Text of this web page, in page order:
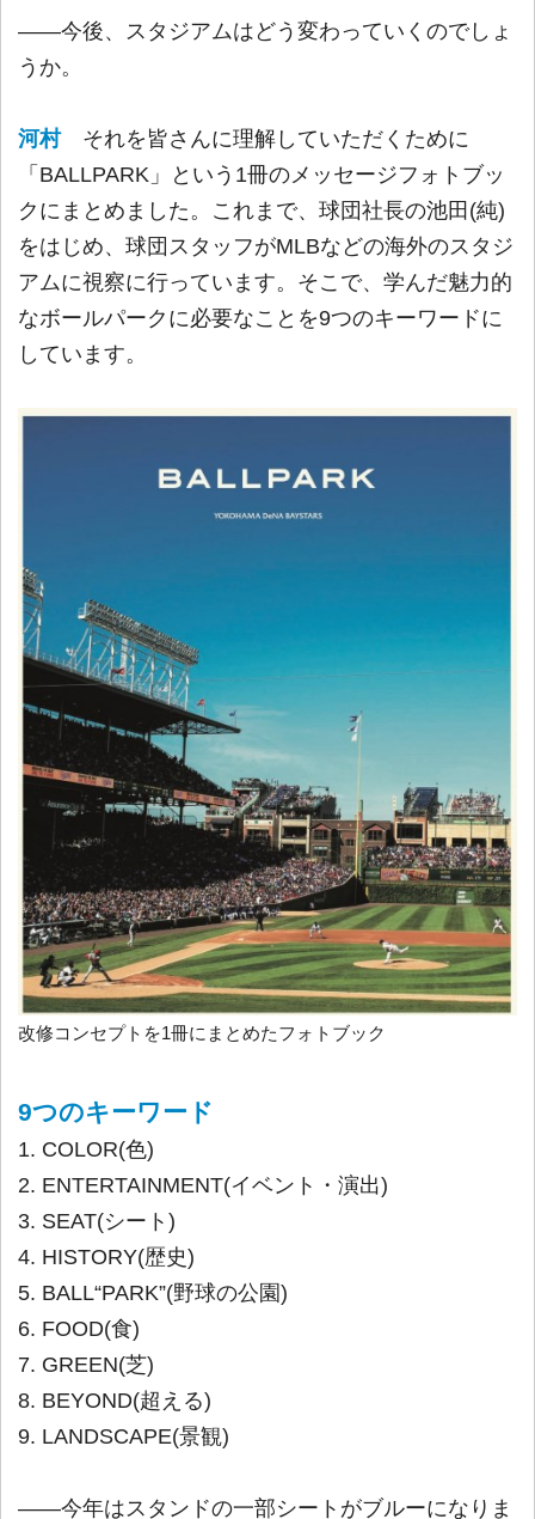
――今後、スタジアムはどう変わっていくのでしょ
うか。
河村 それを皆さんに理解していただくために
「BALLPARK」という1冊のメッセージフォトブッ
クにまとめました。これまで、球団社長の池田(純)
をはじめ、球団スタッフがMLBなどの海外のスタジ
アムに視察に行っています。そこで、学んだ魅力的
なボールパークに必要なことを9つのキーワードに
しています。
改修コンセプトを1冊にまとめたフォトブック
9つのキーワード
1. COLOR(色)
2. ENTERTAINMENT(イベント・演出)
3. SEAT(シート)
4. HISTORY(歴史)
5. BALL“PARK”(野球の公園)
6. FOOD(食)
7. GREEN(芝)
8. BEYOND(超える)
9. LANDSCAPE(景観)
――今年はスタンドの一部シートがブルーになりま